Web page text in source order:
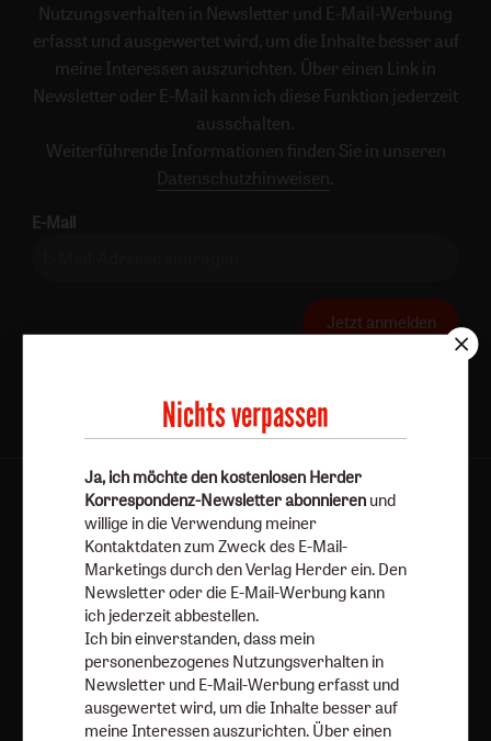
Nutzungsverhalten in Newsletter und E-Mail-Werbung
erfasst und ausgewertet wird, um die Inhalte besser auf
meine Interessen auszurichten. Über einen Link in
Newsletter oder E-Mail kann ich diese Funktion jederzeit
ausschalten.
Weiterführende Informationen finden Sie in unseren
Datenschutzhinweisen .
E-Mail
Jetzt anmelden
AGB und Widerrufsbelehrung
Datenschutz
Barrierefreiheit
Impressum
Vertrag widerrufen Abo online kündigen
Nichts verpassen
Ja, ich möchte den kostenlosen Herder
Korrespondenz-Newsletter abonnieren und
willige in die Verwendung meiner
Kontaktdaten zum Zweck des E-Mail-
Marketings durch den Verlag Herder ein. Den
Newsletter oder die E-Mail-Werbung kann
ich jederzeit abbestellen.
Ich bin einverstanden, dass mein
personenbezogenes Nutzungsverhalten in
Newsletter und E-Mail-Werbung erfasst und
ausgewertet wird, um die Inhalte besser auf
meine Interessen auszurichten. Über einen